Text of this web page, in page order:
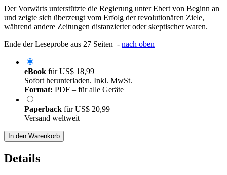
Der Vorwärts unterstützte die Regierung unter Ebert von Beginn an
und zeigte sich überzeugt vom Erfolg der revolutionären Ziele,
während andere Zeitungen distanzierter oder skeptischer waren.
Ende der Leseprobe aus 27 Seiten - nach oben
eBook fürUS$ 18,99
Sofort herunterladen. Inkl. MwSt.
Format: PDF – für alle Geräte
Paperback fürUS$ 20,99
Versand weltweit
In den Warenkorb
Details